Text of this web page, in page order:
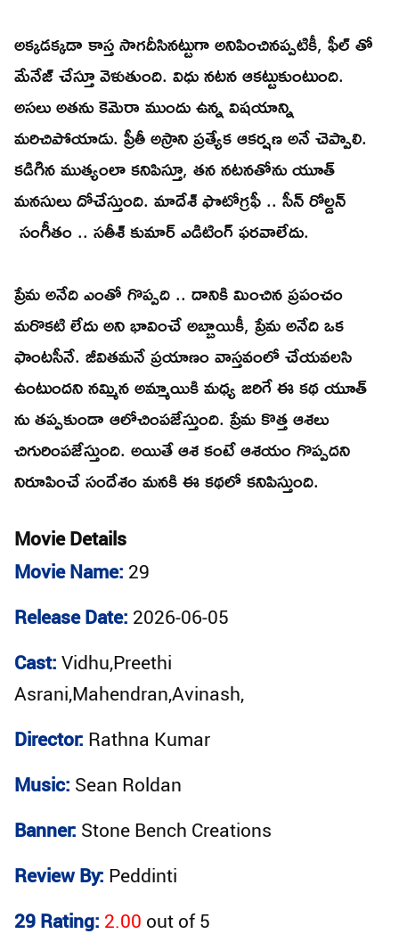
అక్కడక్కడా కాస్త సాగదీసినట్టుగా అనిపించినప్పటికీ, ఫీల్ తో
మేనేజ్ చేస్తూ వెళుతుంది. విధు నటన ఆకట్టుకుంటుంది.
అసలు అతను కెమెరా ముందు ఉన్న విషయాన్ని
మరిచిపోయాడు. ప్రీతీ అస్రాని ప్రత్యేక ఆకర్షణ అనే చెప్పాలి.
కడిగిన ముత్యంలా కనిపిస్తూ, తన నటనతోను యూత్
మనసులు దోచేస్తుంది. మాదేశ్ ఫొటోగ్రఫీ .. సీన్ రోల్డన్
సంగీతం .. సతీశ్ కుమార్ ఎడిటింగ్ ఫరవాలేదు.
ప్రేమ అనేది ఎంతో గొప్పది .. దానికి మించిన ప్రపంచం
మరొకటి లేదు అని భావించే అబ్బాయికీ, ప్రేమ అనేది ఒక
ఫాంటసీనే. జీవితమనే ప్రయాణం వాస్తవంలో చేయవలసి
ఉంటుందని నమ్మిన అమ్మాయికి మధ్య జరిగే ఈ కథ యూత్
ను తప్పకుండా ఆలోచింపజేస్తుంది. ప్రేమ కొత్త ఆశలు
చిగురింపజేస్తుంది. అయితే ఆశ కంటే ఆశయం గొప్పదని
నిరూపించే సందేశం మనకి ఈ కథలో కనిపిస్తుంది.
Movie Details
Movie Name: 29
Release Date: 2026-06-05
Cast: Vidhu,Preethi
Asrani,Mahendran,Avinash,
Director: Rathna Kumar
Music: Sean Roldan
Banner: Stone Bench Creations
Review By: Peddinti
29 Rating: 2.00 out of5